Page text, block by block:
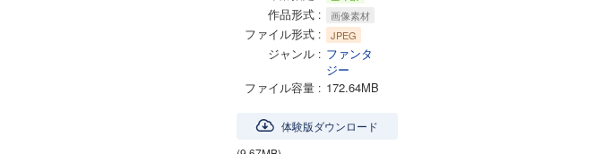
作品形式 画像素材
ファイル形式 JPEG
ジャンル
ファンタ
ジー
ファイル容量
172.64MB
体験版ダウンロード